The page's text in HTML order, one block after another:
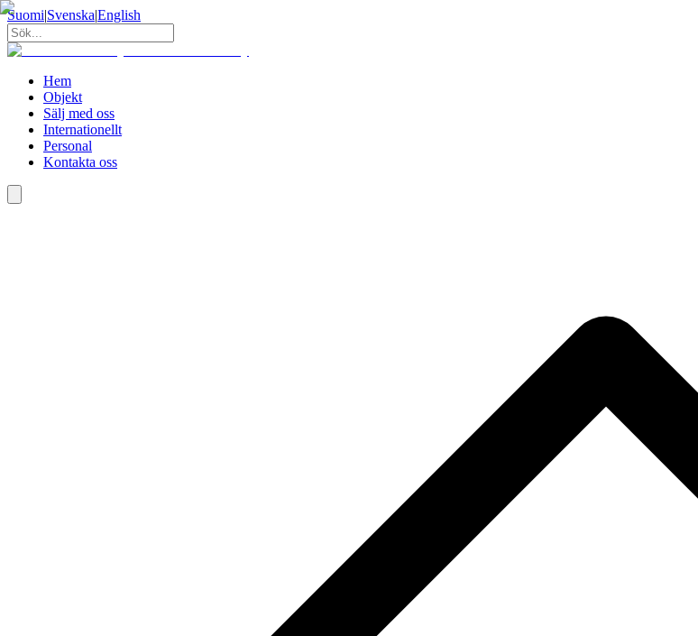
Suomi|Svenska|English
Hem
Objekt
Sälj med oss
Internationellt
Personal
Kontakta oss